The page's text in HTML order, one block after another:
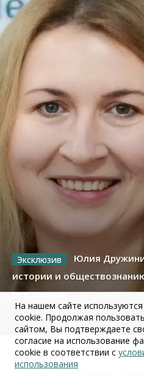
Юлия
истории и
революция
02 июля 2026
Про Бизнес
На нашем сайте
cookie. Продолжая
сайтом, Вы подтверждаете
согласие на использование
cookie в соответствии с
использования